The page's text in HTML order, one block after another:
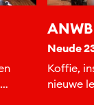
Neude
Koffie,
nieuwe